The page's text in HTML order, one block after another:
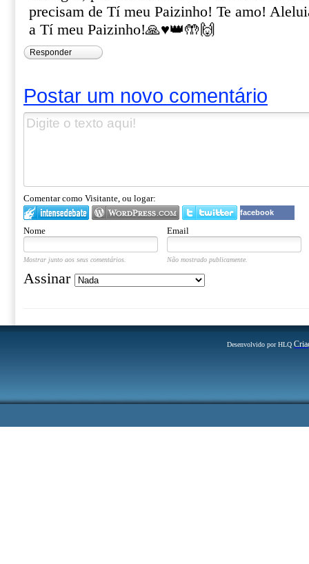
precisam de Tí meu Paizinho! Te amo!
a Tí meu Paizinho!🙏♥️👑🤲🙌
Responder
Postar um novo comentário
Comentar como Visitante, ou logar:
facebook
Nome Email
Mostrar junto aos seus comentários. Não mostrado publicamente.
Assinar
Desenvolvido por HLQ